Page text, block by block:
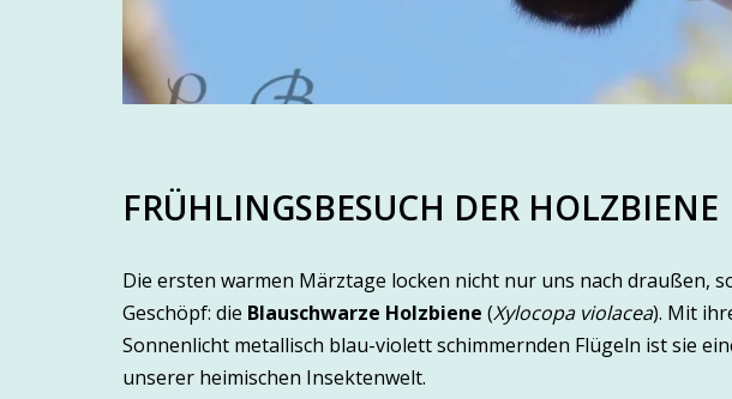
FRÜHLINGSBESUCH DER HOLZBIENE
Die ersten warmen Märztage locken nicht nur uns nach draußen,
Geschöpf: die Blauschwarze Holzbiene (Xylocopa violacea). Mit
Sonnenlicht metallisch blau-violett schimmernden Flügeln ist sie
unserer heimischen Insektenwelt.